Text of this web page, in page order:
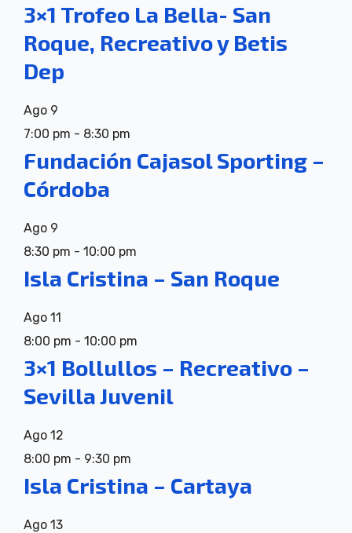
3×1 Trofeo La Bella- San
Roque, Recreativo y Betis
Dep
Ago 9
7:00 pm - 8:30 pm
Fundación Cajasol Sporting –
Córdoba
Ago 9
8:30 pm - 10:00 pm
Isla Cristina – San Roque
Ago 11
8:00 pm - 10:00 pm
3×1 Bollullos – Recreativo –
Sevilla Juvenil
Ago 12
8:00 pm - 9:30 pm
Isla Cristina – Cartaya
Ago 13